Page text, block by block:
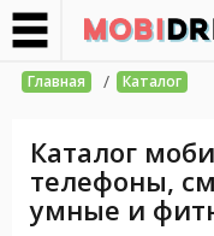
Главная / Каталог
Каталог
телефоны,
умные и